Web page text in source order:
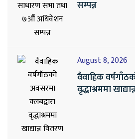
सम्पन्न
August 8, 2026
वैवाहिक
वृद्धाश्रममा